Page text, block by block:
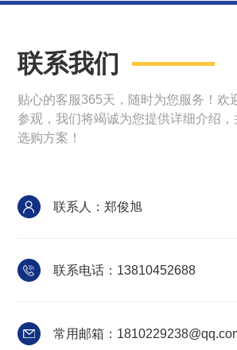
联系我们
贴心的客服365天，随时为您服务！欢
参观，我们将竭诚为您提供详细介绍
选购方案！
联系人：郑俊旭
联系电话：13810452688
常用邮箱：